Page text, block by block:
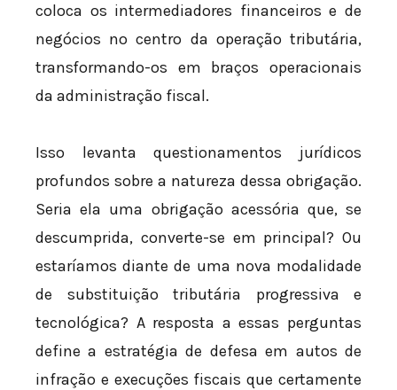
coloca os intermediadores financeiros e de
negócios no centro da operação tributária,
transformando-os em braços operacionais
da administração fiscal.
Isso levanta questionamentos jurídicos
profundos sobre a natureza dessa obrigação.
Seria ela uma obrigação acessória que, se
descumprida, converte-se em principal? Ou
estaríamos diante de uma nova modalidade
de substituição tributária progressiva e
tecnológica? A resposta a essas perguntas
define a estratégia de defesa em autos de
infração e execuções fiscais que certamente